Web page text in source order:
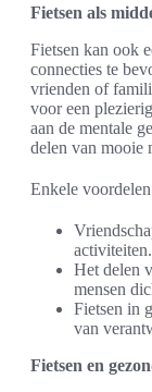
Fietsen als
Fietsen kan ook
connecties te
vrienden of
voor een
aan de mentale
delen van mooie
Enkele
activiteiten.
Het delen
mensen
Fietsen in
van
Fietsen en